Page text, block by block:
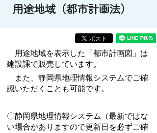
用途地域（都市計画法）
用途地域を表示した「都市計画図」は
建設課で販売しています。
また、静岡県地理情報システムでご確
認いただくことも可能です。
〇静岡県地理情報システム（最新ではな
い場合がありますので更新日を必ずご確